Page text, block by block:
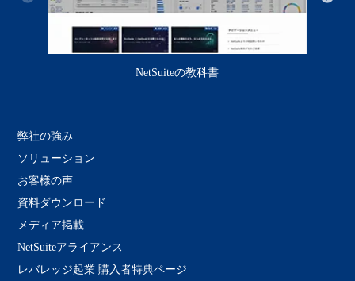
NetSuiteの教科書
弊社の強み
ソリューション
お客様の声
資料ダウンロード
メディア掲載
NetSuiteアライアンス
レバレッジ起業 購入者特典ページ